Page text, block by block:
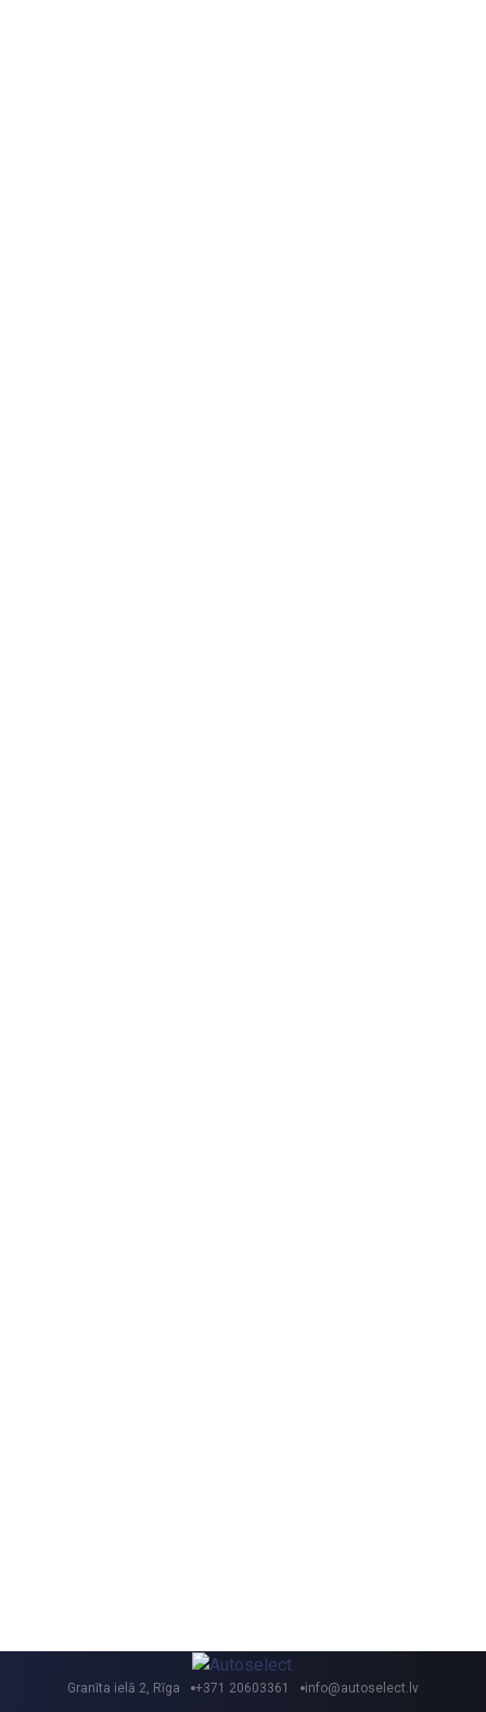
Granīta ielā 2, Rīga +371 20603361 info@autoselect.lv